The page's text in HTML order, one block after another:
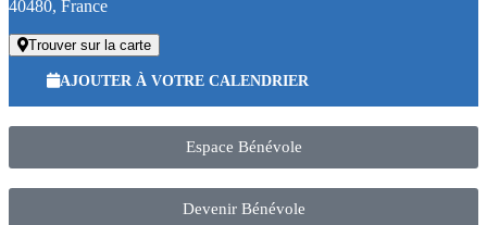
40480, France
Trouver sur la carte
AJOUTER À VOTRE CALENDRIER
Espace Bénévole
Devenir Bénévole